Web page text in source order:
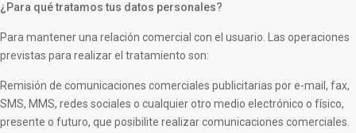
¿Para qué tratamos tus datos personales?
Para mantener una relación comercial con el usuario. Las operaciones
previstas para realizar el tratamiento son:
Remisión de comunicaciones comerciales publicitarias por e-mail, fax,
SMS, MMS, redes sociales o cualquier otro medio electrónico o físico,
presente o futuro, que posibilite realizar comunicaciones comerciales.